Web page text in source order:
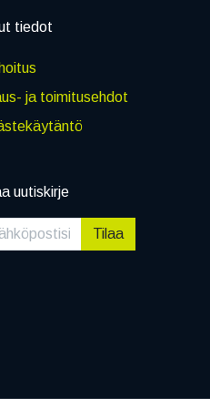
tiedot
ja toimitusehdot
uutiskirje
Tilaa